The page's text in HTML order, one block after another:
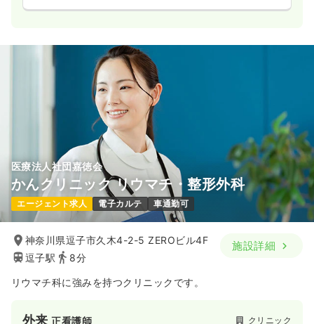
医療法人社団嘉徳会
かんクリニック リウマチ・整形外科
エージェント求人 電子カルテ 車通勤可
神奈川県逗子市久木4-2-5 ZEROビル4F
逗子駅
8分
施設詳細
リウマチ科に強みを持つクリニックです。
外来正看護師 クリニック